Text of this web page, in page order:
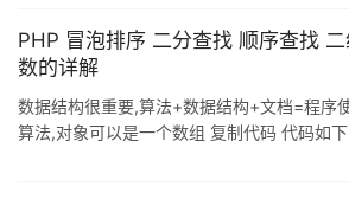
n35-32\Lib\site-packages\PyQt5\doc\html
PHP 冒泡排序 二分查找 顺序查找
数的详解
数据结构很重要,算法+数据结构+文档=程序
算法,对象可以是一个数组 复制代码 代码如